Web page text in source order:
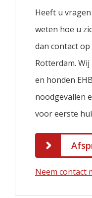
Heeft u
weten hoe u
dan contact
Rotterdam.
en honden
noodgevallen
voor eerste
Neem contact